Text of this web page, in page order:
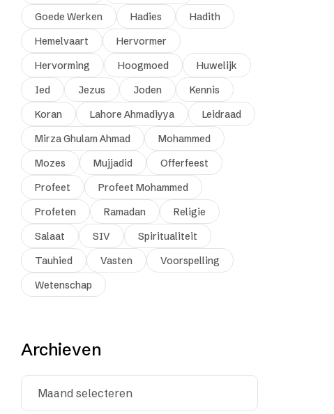
Goede Werken
Hadies
Hadith
Hemelvaart
Hervormer
Hervorming
Hoogmoed
Huwelijk
Ied
Jezus Joden
Kennis
Koran
Lahore Ahmadiyya
Leidraad
Mirza Ghulam Ahmad
Mohammed
Mozes
Mujjadid
Offerfeest
Profeet
Profeet Mohammed
Profeten
Ramadan
Religie
Salaat
SIV
Spiritualiteit
Tauhied
Vasten
Voorspelling
Wetenschap
Archieven